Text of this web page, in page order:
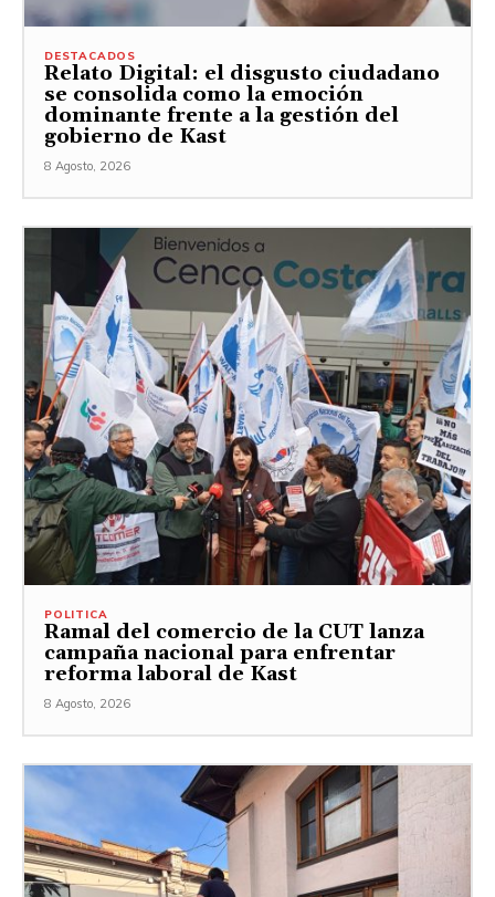
DESTACADOS
Relato Digital: el disgusto ciudadano
se consolida como la emoción
dominante frente a la gestión del
gobierno de Kast
8 Agosto, 2026
POLITICA
Ramal del comercio de la CUT lanza
campaña nacional para enfrentar
reforma laboral de Kast
8 Agosto, 2026